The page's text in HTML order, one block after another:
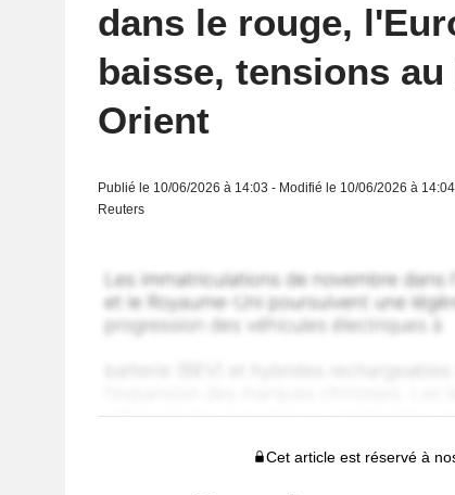
dans le rouge,
baisse, tensions au
Orient
Publié le 10/06/2026 à 14:03 - Modifié le 10/06/2026 à 14:04
Reuters
Cet article est réservé à